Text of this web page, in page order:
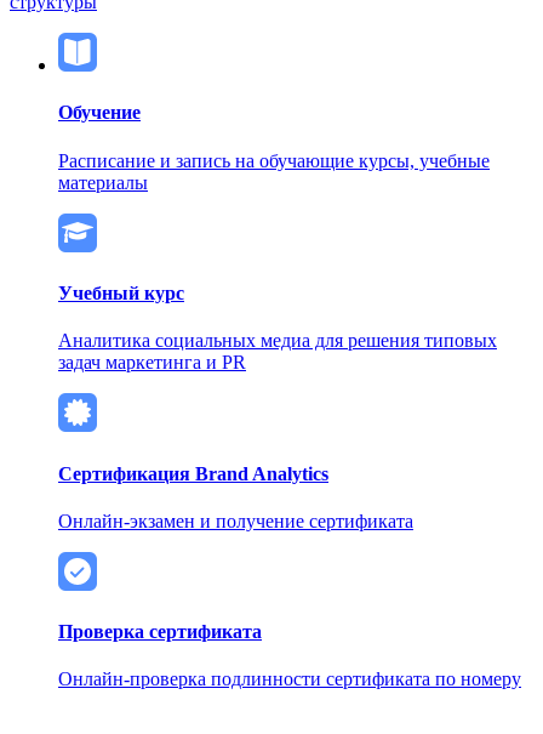
Обучение
Расписание и запись на обучающие курсы, учебные
материалы
Учебный курс
Аналитика социальных медиа для решения типовых
задач маркетинга и PR
Сертификация Brand Analytics
Онлайн-экзамен и получение сертификата
Проверка сертификата
Онлайн-проверка подлинности сертификата по номеру